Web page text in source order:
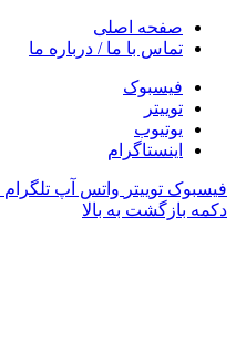
صفحه اصلی
تماس با ما / درباره ما
فیسبوک
توییتر
یوتیوب
اینستاگرام
فیسبوک توییتر واتس آپ تلگرام
دکمه بازگشت به بالا